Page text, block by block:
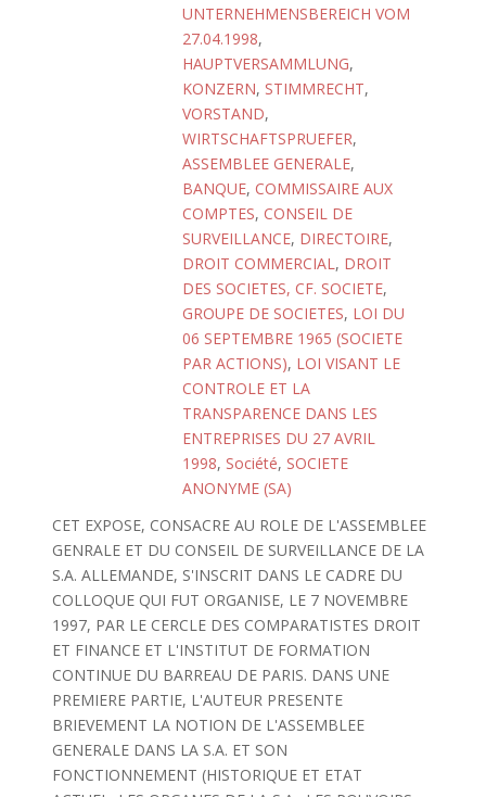
UNTERNEHMENSBEREICH VOM
27.04.1998,
HAUPTVERSAMMLUNG,
KONZERN, STIMMRECHT,
VORSTAND,
WIRTSCHAFTSPRUEFER,
ASSEMBLEE GENERALE,
BANQUE, COMMISSAIRE AUX
COMPTES, CONSEIL DE
SURVEILLANCE, DIRECTOIRE,
DROIT COMMERCIAL, DROIT
DES SOCIETES, CF. SOCIETE,
GROUPE DE SOCIETES, LOI DU
06 SEPTEMBRE 1965 (SOCIETE
PAR ACTIONS), LOI VISANT LE
CONTROLE ET LA
TRANSPARENCE DANS LES
ENTREPRISES DU 27 AVRIL
1998, Société, SOCIETE
ANONYME (SA)
CET EXPOSE, CONSACRE AU ROLE DE L'ASSEMBLEE
GENRALE ET DU CONSEIL DE SURVEILLANCE DE LA
S.A. ALLEMANDE, S'INSCRIT DANS LE CADRE DU
COLLOQUE QUI FUT ORGANISE, LE 7 NOVEMBRE
1997, PAR LE CERCLE DES COMPARATISTES DROIT
ET FINANCE ET L'INSTITUT DE FORMATION
CONTINUE DU BARREAU DE PARIS. DANS UNE
PREMIERE PARTIE, L'AUTEUR PRESENTE
BRIEVEMENT LA NOTION DE L'ASSEMBLEE
GENERALE DANS LA S.A. ET SON
FONCTIONNEMENT (HISTORIQUE ET ETAT